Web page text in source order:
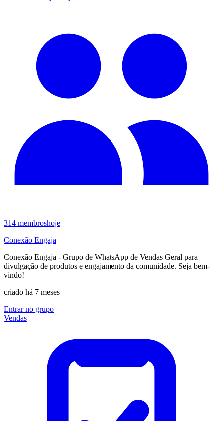
314 membroshoje
Conexão Engaja
Conexão Engaja - Grupo de WhatsApp de Vendas Geral para
divulgação de produtos e engajamento da comunidade. Seja bem-
vindo!
criado há 7 meses
Entrar no grupo
Vendas